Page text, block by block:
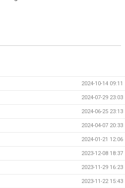
2024-10-14 09:11
2024-07-29 23:03
2024-06-25 23:13
2024-04-07 20:33
2024-01-21 12:06
2023-12-08 18:37
2023-11-29 16:23
2023-11-22 15:43